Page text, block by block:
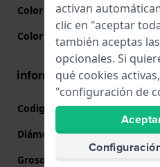
Color de la esfera
Color de la aguja (h,m,s)
información de la caja
Codigo de caja
Diámetro
Grosor de la caja
activan
clic en "aceptar
también aceptas
opcionales. Si
qué cookies
"configuración de